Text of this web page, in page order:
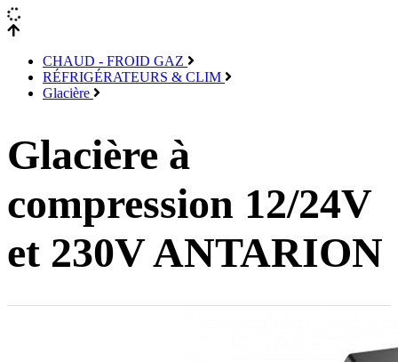
CHAUD - FROID GAZ
RÉFRIGÉRATEURS & CLIM
Glacière
Glacière à
compression 12/24V
et 230V ANTARION